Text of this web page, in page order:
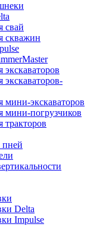
свай
скважин
экскаваторов
экскаваторов-
мини-экскаваторов
мини-погрузчиков
тракторов
пней
Delta
Impulse